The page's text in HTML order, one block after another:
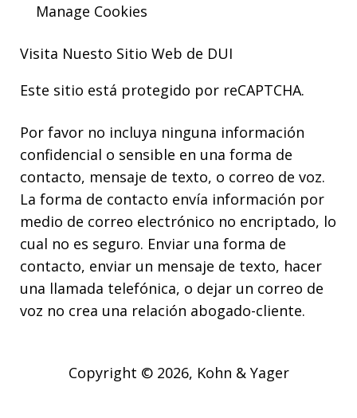
Manage Cookies
Visita Nuesto Sitio Web de DUI
Este sitio está protegido por reCAPTCHA.
Por favor no incluya ninguna información
confidencial o sensible en una forma de
contacto, mensaje de texto, o correo de voz.
La forma de contacto envía información por
medio de correo electrónico no encriptado, lo
cual no es seguro. Enviar una forma de
contacto, enviar un mensaje de texto, hacer
una llamada telefónica, o dejar un correo de
voz no crea una relación abogado-cliente.
Copyright © 2026, Kohn & Yager